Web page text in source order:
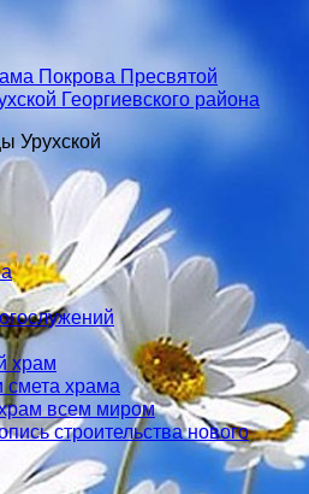
Урухской
храм
смета храма
всем миром
строительства нового